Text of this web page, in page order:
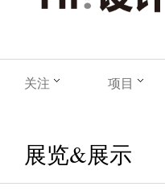
关注 项目
展览&展示